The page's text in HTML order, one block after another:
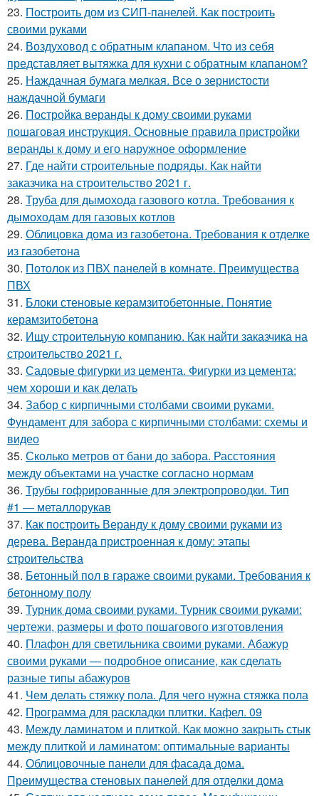
23. Построить дом из СИП-панелей. Как построить
своими руками
24. Воздуховод с обратным клапаном. Что из себя
представляет вытяжка для кухни с обратным клапаном?
25. Наждачная бумага мелкая. Все о зернистости
наждачной бумаги
26. Постройка веранды к дому своими руками
пошаговая инструкция. Основные правила пристройки
веранды к дому и его наружное оформление
27. Где найти строительные подряды. Как найти
заказчика на строительство 2021 г.
28. Труба для дымохода газового котла. Требования к
дымоходам для газовых котлов
29. Облицовка дома из газобетона. Требования к отделке
из газобетона
30. Потолок из ПВХ панелей в комнате. Преимущества
ПВХ
31. Блоки стеновые керамзитобетонные. Понятие
керамзитобетона
32. Ищу строительную компанию. Как найти заказчика на
строительство 2021 г.
33. Садовые фигурки из цемента. Фигурки из цемента:
чем хороши и как делать
34. Забор с кирпичными столбами своими руками.
Фундамент для забора с кирпичными столбами: схемы и
видео
35. Сколько метров от бани до забора. Расстояния
между объектами на участке согласно нормам
36. Трубы гофрированные для электропроводки. Тип
#1 — металлорукав
37. Как построить Веранду к дому своими руками из
дерева. Веранда пристроенная к дому: этапы
строительства
38. Бетонный пол в гараже своими руками. Требования к
бетонному полу
39. Турник дома своими руками. Турник своими руками:
чертежи, размеры и фото пошагового изготовления
40. Плафон для светильника своими руками. Абажур
своими руками — подробное описание, как сделать
разные типы абажуров
41. Чем делать стяжку пола. Для чего нужна стяжка пола
42. Программа для раскладки плитки. Кафел. 09
43. Между ламинатом и плиткой. Как можно закрыть стык
между плиткой и ламинатом: оптимальные варианты
44. Облицовочные панели для фасада дома.
Преимущества стеновых панелей для отделки дома